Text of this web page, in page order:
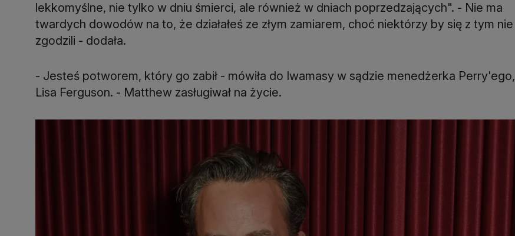
lekkomyślne, nie tylko w dniu śmierci, ale również w dniach poprzedzających". - Nie ma
twardych dowodów na to, że działałeś ze złym zamiarem, choć niektórzy by się z tym nie
zgodzili - dodała.
- Jesteś potworem, który go zabił - mówiła do Iwamasy w sądzie menedżerka Perry'ego,
Lisa Ferguson. - Matthew zasługiwał na życie.